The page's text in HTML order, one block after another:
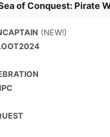
of Conquest: Pirate
(NEW!)